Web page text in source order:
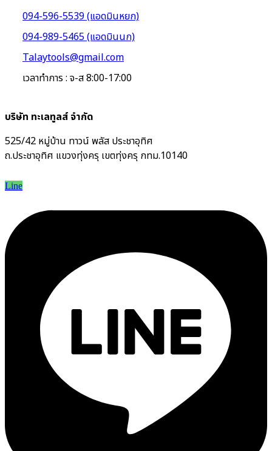
094-596-5539 (แอดมินหยก)
094-989-5465 (แอดมินนก)
Talaytools@gmail.com
เวลาทำการ : จ-ส 8:00-17:00
บริษัท ทะเลทูลส์ จำกัด
525/42 หมู่บ้าน ทาวน์ พลัส ประชาอุทิศ
ถ.ประชาอุทิศ แขวงทุ่งครุ เขตทุ่งครุ กทม.10140
Line